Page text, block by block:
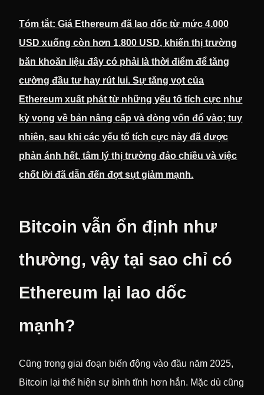
Tóm tắt: Giá Ethereum đã lao dốc từ mức 4.000
USD xuống còn hơn 1.800 USD, khiến thị trường
băn khoăn liệu đây có phải là thời điểm để tăng
cường đầu tư hay rút lui. Sự tăng vọt của
Ethereum xuất phát từ những yếu tố tích cực như
kỳ vọng về bản nâng cấp và dòng vốn đổ vào; tuy
nhiên, sau khi các yếu tố tích cực này đã được
phản ánh hết, tâm lý thị trường đảo chiều và việc
chốt lời đã dẫn đến đợt sụt giảm mạnh.
Bitcoin vẫn ổn định như
thường, vậy tại sao chỉ có
Ethereum lại lao dốc
mạnh?
Cũng trong giai đoạn biến động vào đầu năm 2025,
Bitcoin lại thể hiện sự bình tĩnh hơn hẳn. Mặc dù cũng